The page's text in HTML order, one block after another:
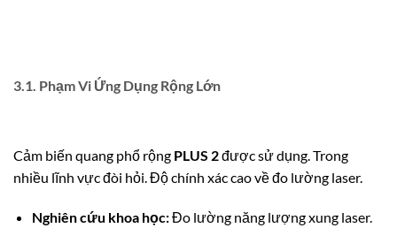
3.1. Phạm Vi Ứng Dụng Rộng Lớn
Cảm biến quang phổ rộng PLUS 2được sử dụng. Trong
nhiều lĩnh vực đòi hỏi. Độ chính xác cao về đo lường laser.
Nghiên cứu khoa học:Đo lường năng lượng xung laser.